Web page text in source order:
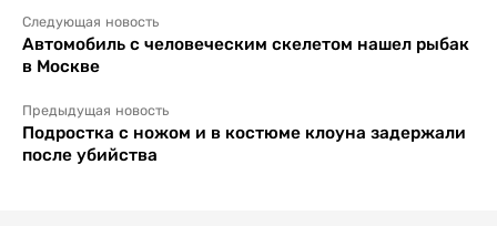
Следующая новость
Автомобиль с человеческим скелетом нашел рыбак
в Москве
Предыдущая новость
Подростка с ножом и в костюме клоуна задержали
после убийства